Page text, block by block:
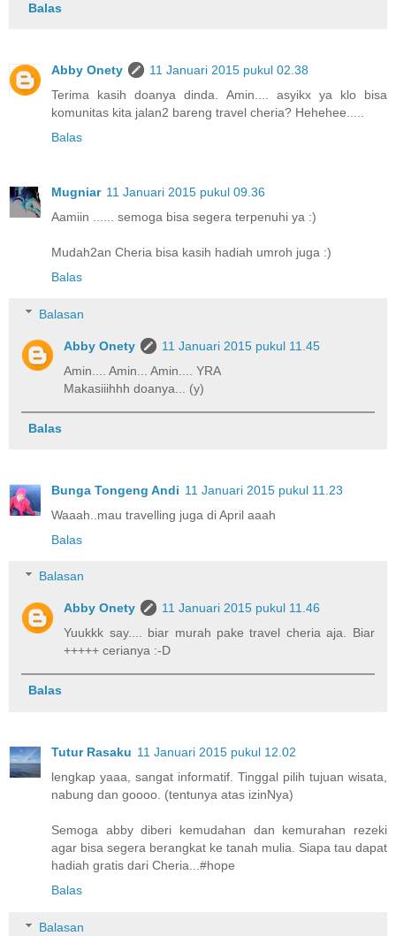
Balas
Abby Onety
11 Januari 2015 pukul 02.38
Terima kasih doanya dinda. Amin.... asyikx ya klo bisa
komunitas kita jalan2 bareng travel cheria? Hehehee.....
Balas
Mugniar 11 Januari 2015 pukul 09.36
Aamiin ...... semoga bisa segera terpenuhi ya :)
Mudah2an Cheria bisa kasih hadiah umroh juga :)
Balas
Balasan
Abby Onety
11 Januari 2015 pukul 11.45
Amin.... Amin... Amin.... YRA
Makasiiihhh doanya... (y)
Balas
Bunga Tongeng Andi 11 Januari 2015 pukul 11.23
Waaah..mau travelling juga di April aaah
Balas
Balasan
Abby Onety
11 Januari 2015 pukul 11.46
Yuukkk say.... biar murah pake travel cheria aja. Biar
+++++ cerianya :-D
Balas
Tutur Rasaku 11 Januari 2015 pukul 12.02
lengkap yaaa, sangat informatif. Tinggal pilih tujuan wisata,
nabung dan goooo. (tentunya atas izinNya)
Semoga abby diberi kemudahan dan kemurahan rezeki
agar bisa segera berangkat ke tanah mulia. Siapa tau dapat
hadiah gratis dari Cheria...#hope
Balas
Balasan